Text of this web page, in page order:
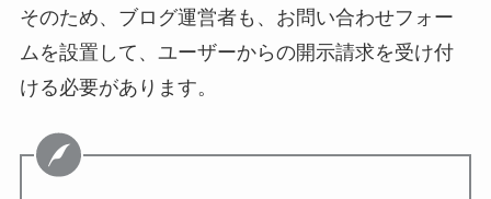
そのため、ブログ運営者も、お問い合わせフォー
ムを設置して、ユーザーからの開示請求を受け付
ける必要があります。